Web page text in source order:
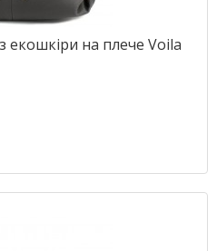
екошкіри на плече Voila